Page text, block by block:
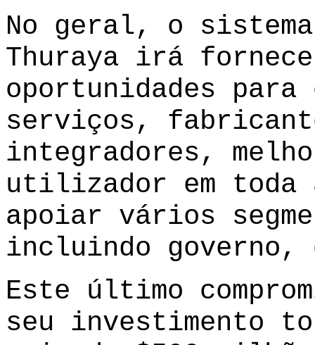
No geral, o
Thuraya irá
oportunidades
serviços,
integradores,
utilizador em
apoiar vários
incluindo governo,
Este último
seu investimento